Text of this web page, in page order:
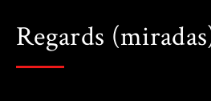
Regards